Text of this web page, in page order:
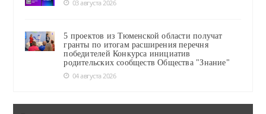
03 августа 2026
5 проектов из Тюменской области получат
гранты по итогам расширения перечня
победителей Конкурса инициатив
родительских сообществ Общества "Знание"
04 августа 2026